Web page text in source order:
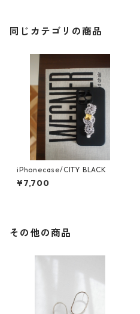
同じカテゴリの商品
iPhonecase/CITY BLACK
¥7,700
その他の商品